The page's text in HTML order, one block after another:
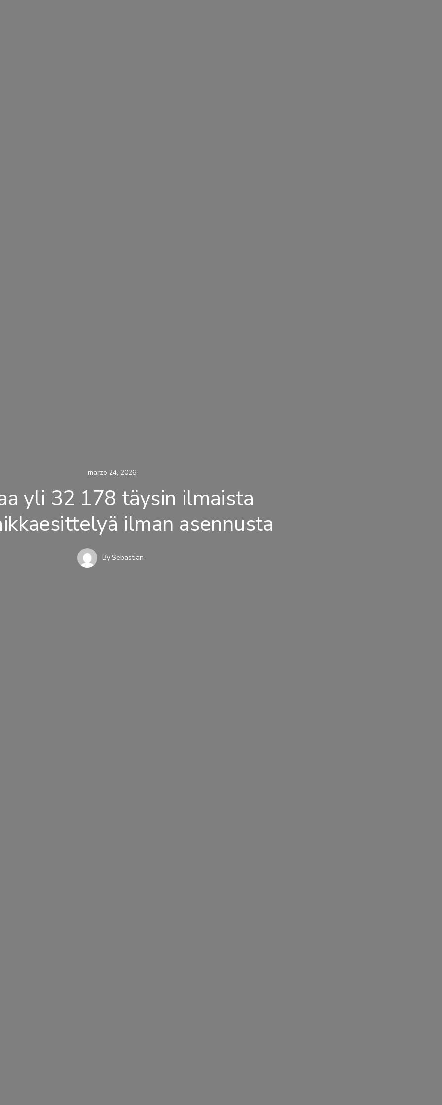
marzo 24, 2026
yli 32 178 täysin ilmaista
ilman asennusta
By Sebastian